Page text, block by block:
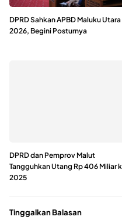
DPRD Sahkan APBD Maluku Utara
2026, Begini Posturnya
DPRD dan Pemprov Malut
Tangguhkan Utang Rp 406 Miliar
2025
Tinggalkan Balasan